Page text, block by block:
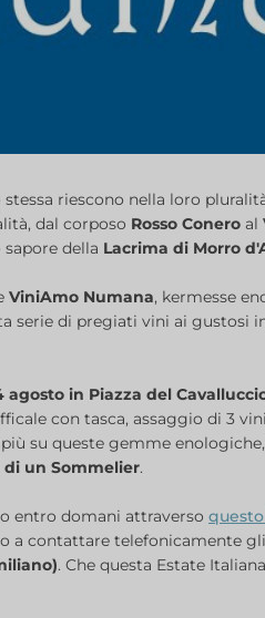
stessa riescono nella loro
dal corposo Rosso Conero al
della Lacrima di Morro
ViniAmo Numana, kermesse
serie di pregiati vini ai gustosi
agosto in Piazza del
con tasca, assaggio di 3
su queste gemme enologiche,
un Sommelier.
entro domani attraverso
a contattare telefonicamente
. Che questa Estate